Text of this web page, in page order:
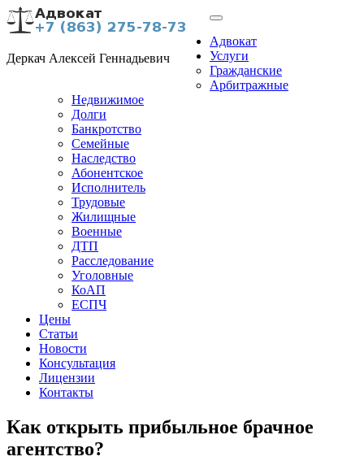
Деркач Алексей Геннадьевич
Адвокат
Услуги
Гражданские
Арбитражные
Недвижимое
Долги
Банкротство
Семейные
Наследство
Абонентское
Исполнитель
Трудовые
Жилищные
Военные
ДТП
Расследование
Уголовные
КоАП
ЕСПЧ
Цены
Статьи
Новости
Консультация
Лицензии
Контакты
Как открыть прибыльное брачное
агентство?